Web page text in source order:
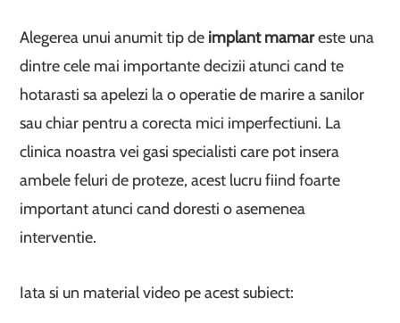
Alegerea unui anumit tip de implant mamareste una
dintre cele mai importante decizii atunci cand te
hotarasti sa apelezi la o operatie de marire a sanilor
sau chiar pentru a corecta mici imperfectiuni. La
clinica noastra vei gasi specialisti care pot insera
ambele feluri de proteze, acest lucru fiind foarte
important atunci cand doresti o asemenea
interventie.
Iata si un material video pe acest subiect: